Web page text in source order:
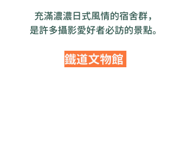
充滿濃濃日式風情的宿舍群，
是許多攝影愛好者必訪的景點。
鐵道文物館